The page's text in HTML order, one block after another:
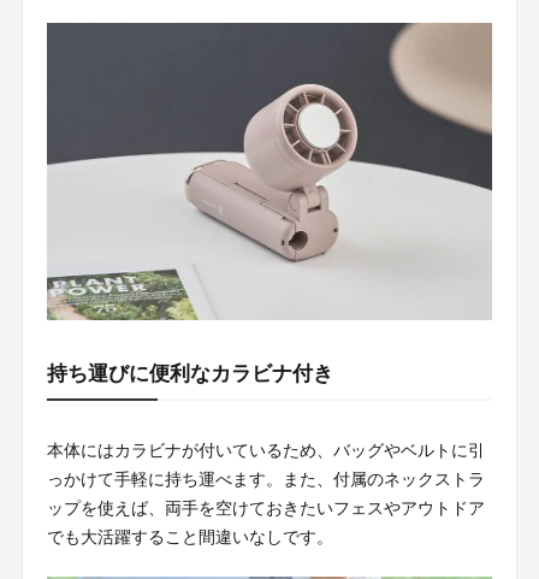
持ち運びに便利なカラビナ付き
本体にはカラビナが付いているため、バッグやベルトに引
っかけて手軽に持ち運べます。また、付属のネックストラ
ップを使えば、両手を空けておきたいフェスやアウトドア
でも大活躍すること間違いなしです。